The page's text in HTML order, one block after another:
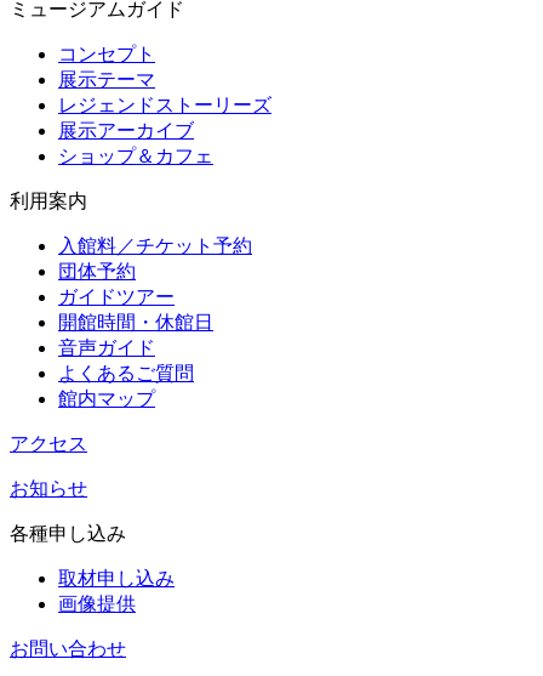
ミュージアムガイド
コンセプト
展示テーマ
レジェンドストーリーズ
展示アーカイブ
ショップ＆カフェ
利用案内
入館料／チケット予約
団体予約
ガイドツアー
開館時間・休館日
音声ガイド
よくあるご質問
館内マップ
アクセス
お知らせ
各種申し込み
取材申し込み
画像提供
お問い合わせ